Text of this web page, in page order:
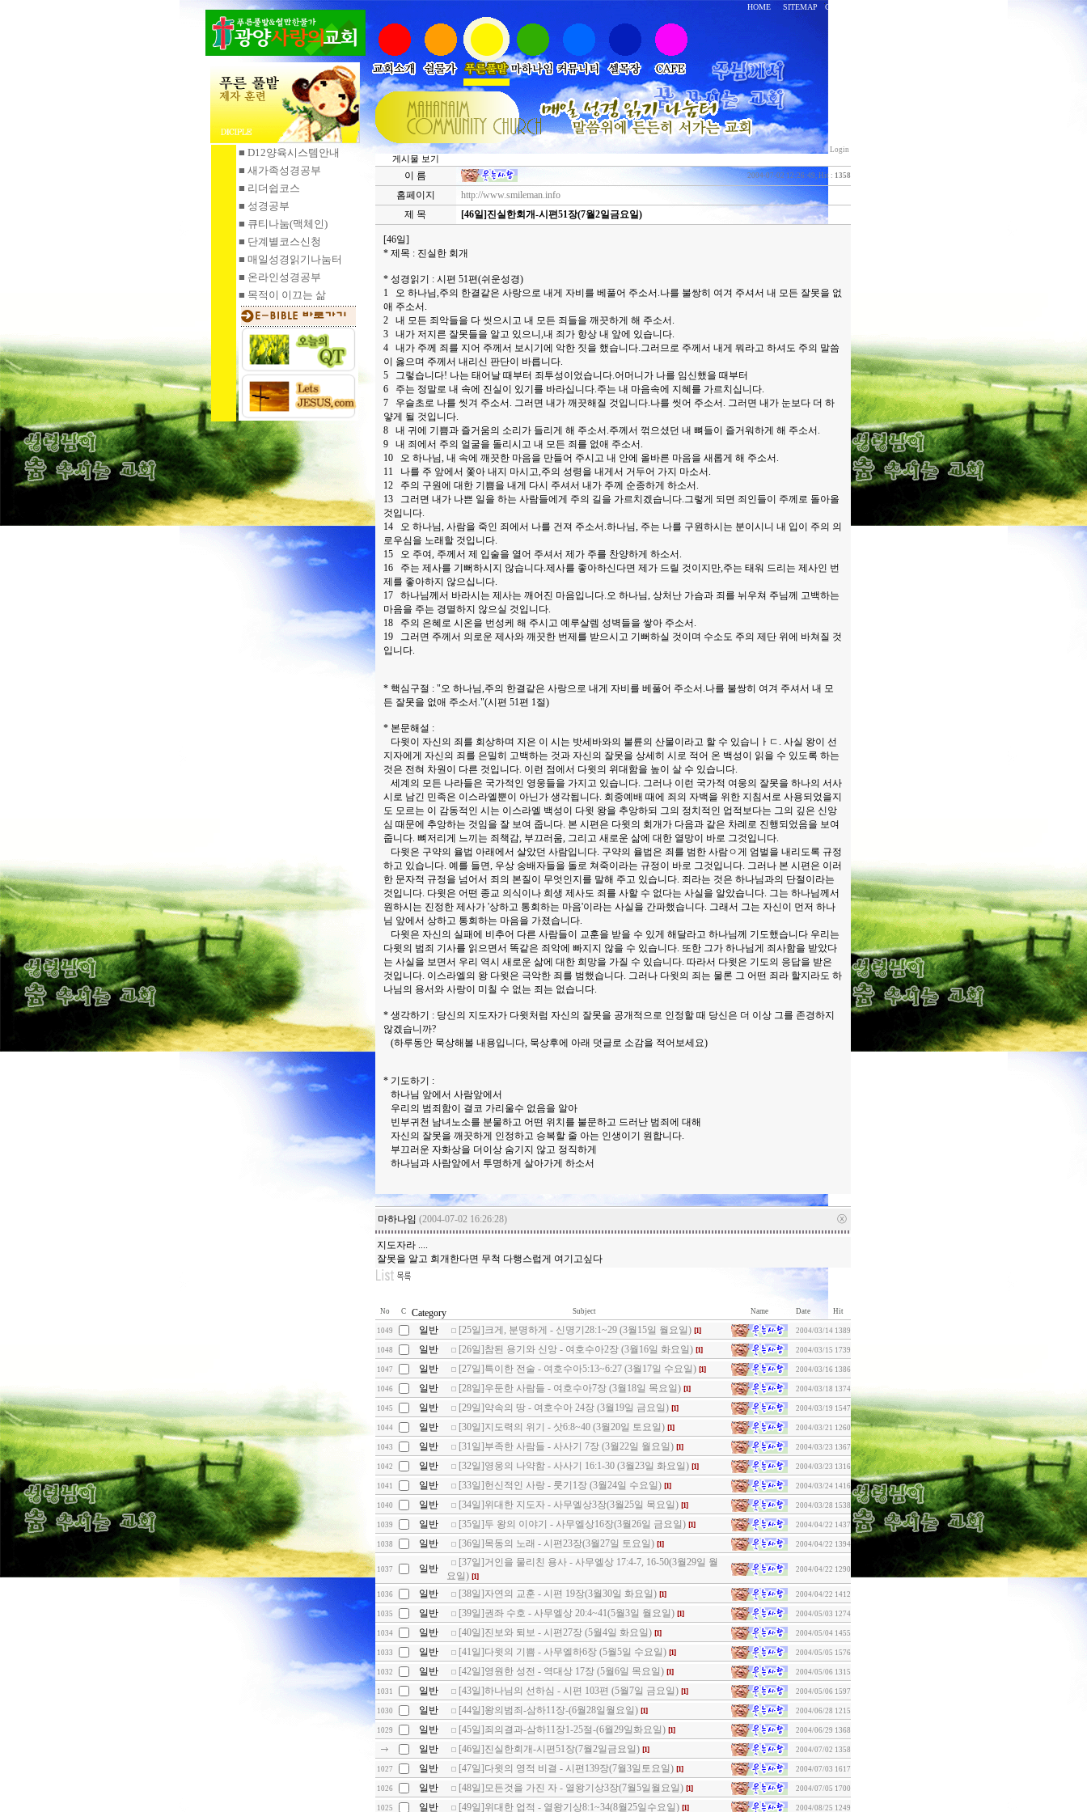
■ D12양육시스템안내
■ 새가족성경공부
■ 리더쉽코스
■ 성경공부
■ 큐티나눔(맥체인)
■ 단계별코스신청
■ 매일성경읽기 나눔터
■ 온라인성경공부
■ 목적이 이끄는 삶
HOME SITEMAP CONTACT
Login
게시물 보기
이 름 2004-07-02 12:26:49, Hit : 1358
홈페이지
http://www.smileman.info
제 목
[46일]진실한회개-시편51장(7월2일금요일)
[46일]
* 제목 : 진실한 회개
* 성경읽기 : 시편 51편(쉬운성경)
1 오 하나님,주의 한결같은 사랑으로 내게 자비를 베풀어 주소서.나를 불쌍히 여겨 주셔서 내 모든 잘못을 없
애 주소서.
2 내 모든 죄악들을 다 씻으시고 내 모든 죄들을 깨끗하게 해 주소서.
3 내가 저지른 잘못들을 알고 있으니,내 죄가 항상 내 앞에 있습니다.
4 내가 주께 죄를 지어 주께서 보시기에 악한 짓을 했습니다.그러므로 주께서 내게 뭐라고 하셔도 주의 말씀
이 옳으며 주께서 내리신 판단이 바릅니다.
5 그렇습니다! 나는 태어날 때부터 죄투성이었습니다.어머니가 나를 임신했을 때부터
6 주는 정말로 내 속에 진실이 있기를 바라십니다.주는 내 마음속에 지혜를 가르치십니다.
7 우슬초로 나를 씻겨 주소서. 그러면 내가 깨끗해질 것입니다.나를 씻어 주소서. 그러면 내가 눈보다 더 하
얗게 될 것입니다.
8 내 귀에 기쁨과 즐거움의 소리가 들리게 해 주소서.주께서 꺾으셨던 내 뼈들이 즐거워하게 해 주소서.
9 내 죄에서 주의 얼굴을 돌리시고 내 모든 죄를 없애 주소서.
10 오 하나님, 내 속에 깨끗한 마음을 만들어 주시고 내 안에 올바른 마음을 새롭게 해 주소서.
11 나를 주 앞에서 쫓아 내지 마시고,주의 성령을 내게서 거두어 가지 마소서.
12 주의 구원에 대한 기쁨을 내게 다시 주셔서 내가 주께 순종하게 하소서.
13 그러면 내가 나쁜 일을 하는 사람들에게 주의 길을 가르치겠습니다.그렇게 되면 죄인들이 주께로 돌아올
것입니다.
14 오 하나님, 사람을 죽인 죄에서 나를 건져 주소서.하나님, 주는 나를 구원하시는 분이시니 내 입이 주의 의
로우심을 노래할 것입니다.
15 오 주여, 주께서 제 입술을 열어 주셔서 제가 주를 찬양하게 하소서.
16 주는 제사를 기뻐하시지 않습니다.제사를 좋아하신다면 제가 드릴 것이지만,주는 태워 드리는 제사인 번
제를 좋아하지 않으십니다.
17 하나님께서 바라시는 제사는 깨어진 마음입니다.오 하나님, 상처난 가슴과 죄를 뉘우쳐 주님께 고백하는
마음을 주는 경멸하지 않으실 것입니다.
18 주의 은혜로 시온을 번성케 해 주시고 예루살렘 성벽들을 쌓아 주소서.
19 그러면 주께서 의로운 제사와 깨끗한 번제를 받으시고 기뻐하실 것이며 수소도 주의 제단 위에 바쳐질 것
입니다.
* 핵심구절 : "오 하나님,주의 한결같은 사랑으로 내게 자비를 베풀어 주소서.나를 불쌍히 여겨 주셔서 내 모
든 잘못을 없애 주소서."(시편 51편 1절)
* 본문해설 :
다윗이 자신의 죄를 회상하며 지은 이 시는 밧세바와의 불륜의 산물이라고 할 수 있습니ㅏㄷ. 사실 왕이 선
지자에게 자신의 죄를 은밀히 고백하는 것과 자신의 잘못을 상세히 시로 적어 온 백성이 읽을 수 있도록 하는
것은 전혀 차원이 다른 것입니다. 이런 점에서 다윗의 위대함을 높이 살 수 있습니다.
세계의 모든 나라들은 국가적인 영웅들을 가지고 있습니다. 그러나 이런 국가적 여웅의 잘못을 하나의 서사
시로 남긴 민족은 이스라엘뿐이 아닌가 생각됩니다. 회중예배 때에 죄의 자백을 위한 지침서로 사용되었을지
도 모르는 이 감동적인 시는 이스라엘 백성이 다윗 왕을 추앙하되 그의 정치적인 업적보다는 그의 깊은 신앙
심 때문에 추앙하는 것임을 잘 보여 줍니다. 본 시편은 다윗의 회개가 다음과 같은 차례로 진행되었음을 보여
줍니다. 뼈저리게 느끼는 죄책감, 부끄러움, 그리고 새로운 삶에 대한 열망이 바로 그것입니다.
다윗은 구약의 율법 아래에서 살았던 사람입니다. 구약의 율법은 죄를 범한 사람ㅇ게 엄벌을 내리도록 규정
하고 있습니다. 예를 들면, 우상 숭배자들을 돌로 쳐죽이라는 규정이 바로 그것입니다. 그러나 본 시편은 이러
한 문자적 규정을 넘어서 죄의 본질이 무엇인지를 말해 주고 있습니다. 죄라는 것은 하나님과의 단절이라는
것입니다. 다윗은 어떤 종교 의식이나 희생 제사도 죄를 사할 수 없다는 사실을 알았습니다. 그는 하나님께서
원하시는 진정한 제사가 '상하고 통회하는 마음'이라는 사실을 간파했습니다. 그래서 그는 자신이 먼저 하나
님 앞에서 상하고 통회하는 마음을 가졌습니다.
다윗은 자신의 실패에 비추어 다른 사람들이 교훈을 받을 수 있게 해달라고 하나님께 기도했습니다 우리는
다윗의 범죄 기사를 읽으면서 똑같은 죄악에 빠지지 않을 수 있습니다. 또한 그가 하나님게 죄사함을 받았다
는 사실을 보면서 우리 역시 새로운 삶에 대한 희망을 가질 수 있습니다. 따라서 다윗은 기도의 응답을 받은
것입니다. 이스라엘의 왕 다윗은 극악한 죄를 범했습니다. 그러나 다윗의 죄는 물론 그 어떤 죄라 할지라도 하
나님의 용서와 사랑이 미칠 수 없는 죄는 없습니다.
* 생각하기 : 당신의 지도자가 다윗처럼 자신의 잘못을 공개적으로 인정할 때 당신은 더 이상 그를 존경하지
않겠습니까?
(하루동안 묵상해볼 내용입니다, 묵상후에 아래 덧글로 소감을 적어보세요)
* 기도하기 :
하나님 앞에서 사람앞에서
우리의 범죄함이 결코 가리울수 없음을 알아
빈부귀천 남녀노소를 분물하고 어떤 위치를 불문하고 드러난 범죄에 대해
자신의 잘못을 깨끗하게 인정하고 승복할 줄 아는 인생이기 원합니다.
부끄러운 자화상을 더이상 숨기지 않고 정직하게
하나님과 사람앞에서 투명하게 살아가게 하소서
마하나임 (2004-07-02 16:26:28) ⓧ
지도자라 ....
잘못을 알고 회개한다면 무척 다행스럽게 여기고싶다
No C Category Subject Name Date Hit
1049 일반 [25일]크게, 분명하게 - 신명기28:1~29 (3월15일 월요일) [1] 2004/03/141389
1048 일반 [26일]참된 용기와 신앙 - 여호수아2장 (3월16일 화요일) [1] 2004/03/15 1739
1047 일반 [27일]특이한 전술 - 여호수아5:13~6:27 (3월17일 수요일) [1] 2004/03/16 1386
1046 일반 [28일]우둔한 사람들 - 여호수아7장 (3월18일 목요일) [1] 2004/03/18 1374
1045 일반 [29일]약속의 땅 - 여호수아 24장 (3월19일 금요일) [1] 2004/03/19 1547
1044 일반 [30일]지도력의 위기 - 삿6:8~40 (3월20일 토요일) [1] 2004/03/21 1260
1043 일반 [31일]부족한 사람들 - 사사기 7장 (3월22일 월요일) [1] 2004/03/23 1367
1042 일반 [32일]영웅의 나약함 - 사사기 16:1-30 (3월23일 화요일) [1] 2004/03/23 1316
1041 일반 [33일]헌신적인 사랑 - 룻기1장 (3월24일 수요일) [1] 2004/03/241416
1040 일반 [34일]위대한 지도자 - 사무엘상3장(3월25일 목요일) [1] 2004/03/28 1538
1039 일반 [35일]두 왕의 이야기 - 사무엘상16장(3월26일 금요일) [1] 2004/04/22 1437
1038 일반 [36일]목동의 노래 - 시편23장(3월27일 토요일) [1] 2004/04/22 1394
1037 일반
[37일]거인을 물리친 용사 - 사무엘상 17:4-7, 16-50(3월29일 월
요일) [1]
2004/04/22 1290
1036 일반 [38일]자연의 교훈 - 시편 19장(3월30일 화요일) [1] 2004/04/22 1412
1035 일반 [39일]권좌 수호 - 사무엘상 20:4~41(5월3일 월요일) [1] 2004/05/03 1274
1034 일반 [40일]진보와 퇴보 - 시편27장 (5월4일 화요일) [1] 2004/05/041455
1033 일반 [41일]다윗의 기쁨 - 사무엘하6장 (5월5일 수요일) [1] 2004/05/05 1576
1032 일반 [42일]영원한 성전 - 역대상 17장 (5월6일 목요일) [1] 2004/05/06 1315
1031 일반 [43일]하나님의 선하심 - 시편 103편 (5월7일 금요일) [1] 2004/05/06 1597
1030 일반 [44일]왕의범죄-삼하11장-(6월28일월요일) [1] 2004/06/28 1215
1029 일반 [45일]죄의결과-삼하11장1-25절-(6월29일화요일) [1] 2004/06/29 1368
일반 [46일]진실한회개-시편51장(7월2일금요일) [1] 2004/07/02 1358
1027 일반 [47일]다윗의 영적 비결 - 시편139장(7월3일토요일) [1] 2004/07/03 1617
1026 일반 [48일]모든것을 가진 자 - 열왕기상3장(7월5일월요일) [1] 2004/07/05 1700
1025 일반 [49일]위대한 업적 - 열왕기상8:1~34(8월25일수요일) [1] 2004/08/25 1249